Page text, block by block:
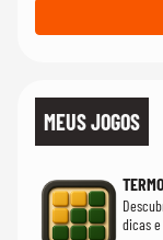
MEUS JOGOS
TERMO
dicas